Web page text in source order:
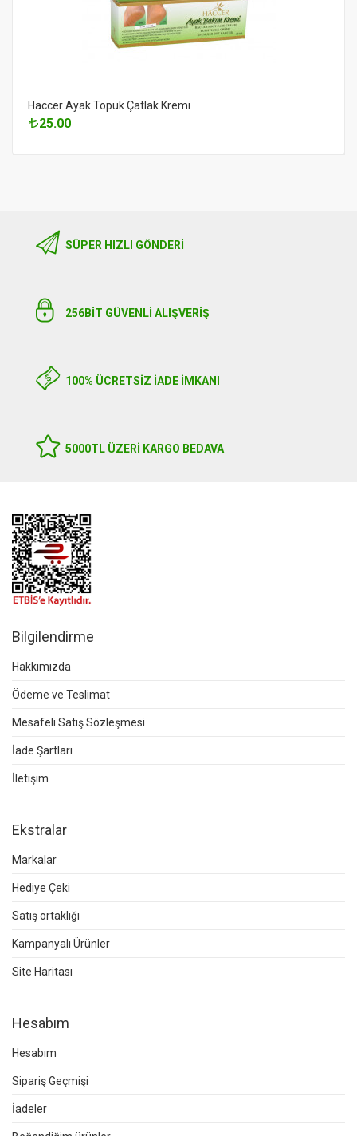
Haccer Ayak Topuk Çatlak Kremi
25.00
SÜPER HIZLI GÖNDERI
256BIT GÜVENLİ ALIŞVERİŞ
100% ÜCRETSİZ İADE İMKANI
5000TL ÜZERI KARGO BEDAVA
Bilgilendirme
Hakkımızda
Ödeme ve Teslimat
Mesafeli Satış Sözleşmesi
İade Şartları
İletişim
Ekstralar
Markalar
Hediye Çeki
Satış ortaklığı
Kampanyalı Ürünler
Site Haritası
Hesabım
Hesabım
Sipariş Geçmişi
İadeler